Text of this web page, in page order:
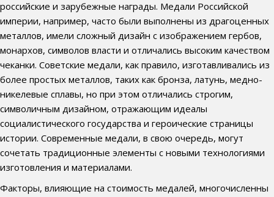
российские и зарубежные награды. Медали Российской
империи, например, часто были выполнены из драгоценных
металлов, имели сложный дизайн с изображением гербов,
монархов, символов власти и отличались высоким качеством
чеканки. Советские медали, как правило, изготавливались из
более простых металлов, таких как бронза, латунь, медно-
никелевые сплавы, но при этом отличались строгим,
символичным дизайном, отражающим идеалы
социалистического государства и героические страницы
истории. Современные медали, в свою очередь, могут
сочетать традиционные элементы с новыми технологиями
изготовления и материалами.
Факторы, влияющие на стоимость медалей, многочисленны